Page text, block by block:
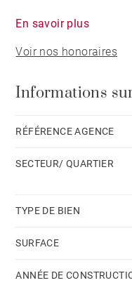
cet appartement se
cuisine ouvert
complètent ce bien.
BARNES, agence
rubrique :
> Tous nos
En savoir plus
Voir nos honoraires
Informations
RÉFÉRENCE AGENCE
SECTEUR/ QUARTIER
TYPE DE BIEN
SURFACE
ANNÉE DE